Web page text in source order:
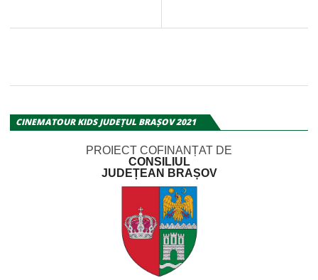
CINEMATOUR KIDS JUDEȚUL BRAȘOV 2021
PROIECT COFINANȚAT DE
CONSILIUL
JUDEȚEAN BRAȘOV